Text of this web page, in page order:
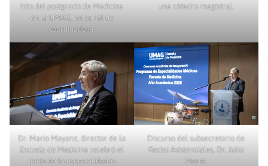
hito del postgrado de Medicina
en la UMAG, en su rol de
coordinadora.
una cátedra magistral.
Dr. Mario Mayanz, director de la
Escuela de Medicina celebró el
inicio de la especialidades
Discurso del subsecretario de
Redes Asistenciales, Dr. Julio
Montt.